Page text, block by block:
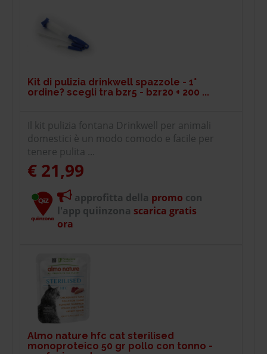
Kit di pulizia drinkwell spazzole - 1°
ordine? scegli tra bzr5 - bzr20 + 200 ...
Il kit pulizia fontana Drinkwell per animali
domestici è un modo comodo e facile per
tenere pulita ...
€ 21,99
approfitta della promo con
l'app quiinzona scarica gratis
ora
Almo nature hfc cat sterilised
monoproteico 50 gr pollo con tonno -